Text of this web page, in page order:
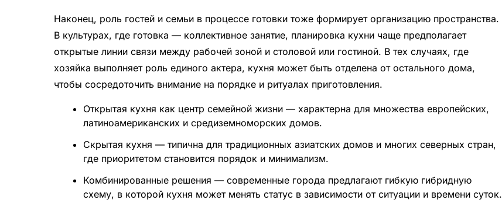
Наконец, роль гостей и семьи в процессе готовки тоже формирует организацию пространства.
В культурах, где готовка — коллективное занятие, планировка кухни чаще предполагает
открытые линии связи между рабочей зоной и столовой или гостиной. В тех случаях, где
хозяйка выполняет роль единого актера, кухня может быть отделена от остального дома,
чтобы сосредоточить внимание на порядке и ритуалах приготовления.
Открытая кухня как центр семейной жизни — характерна для множества европейских,
латиноамериканских и средиземноморских домов.
Скрытая кухня — типична для традиционных азиатских домов и многих северных стран,
где приоритетом становится порядок и минимализм.
Комбинированные решения — современные города предлагают гибкую гибридную
схему, в которой кухня может менять статус в зависимости от ситуации и времени суток.